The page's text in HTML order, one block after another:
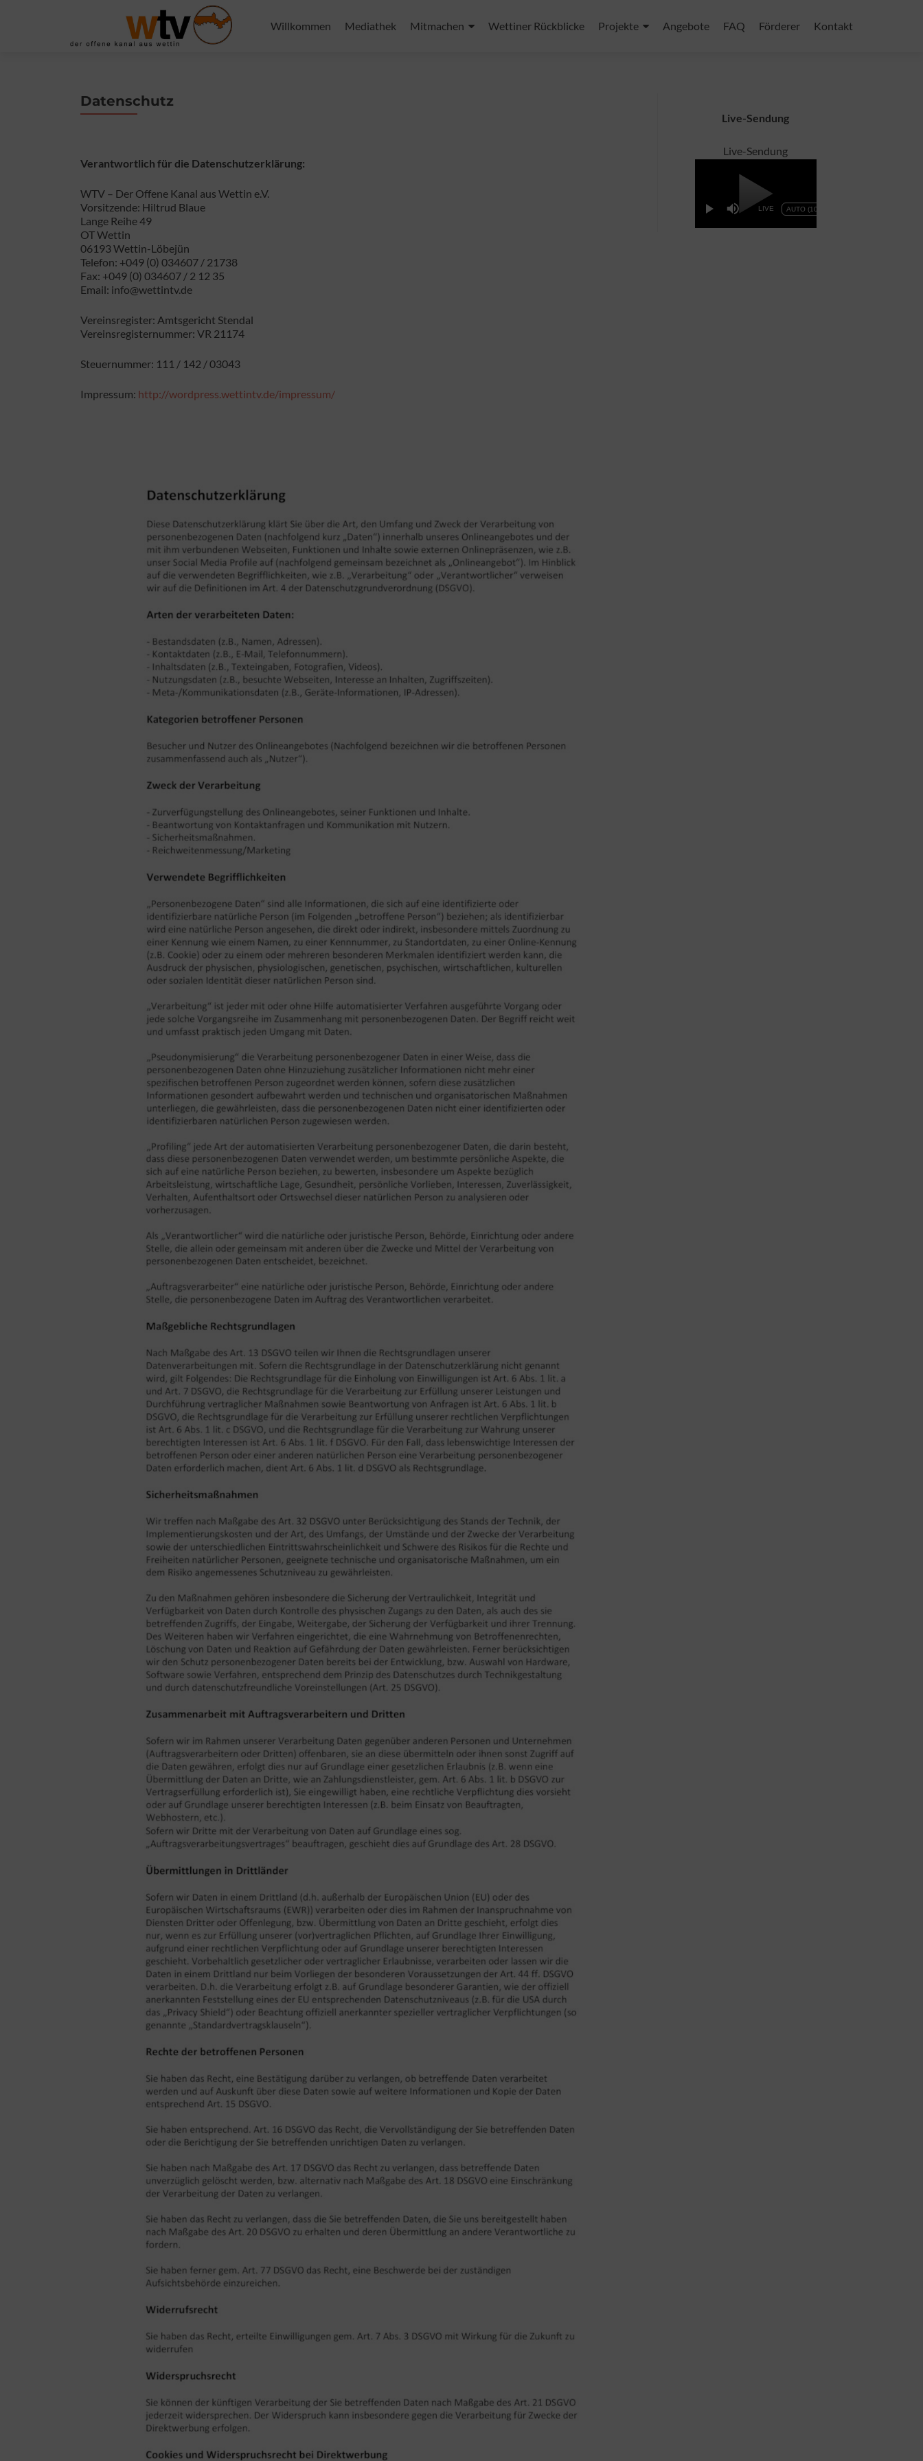
Inhalt
Willkommen Mediathek Mitmachen Wettiner Rückblicke Projekte Angebote FAQ Förderer Kontakt
Datenschutz
Verantwortlich für die Datenschutzerklärung:
WTV – Der Offene Kanal aus Wettin e.V.
Vorsitzende: Hiltrud Blaue
Lange Reihe 49
OT Wettin
06193 Wettin-Löbejün
Telefon: +049 (0) 034607 / 21738
Fax: +049 (0) 034607 / 2 12 35
Email: info@wettintv.de
Vereinsregister: Amtsgericht Stendal
Vereinsregisternummer: VR 21174
Steuernummer: 111 / 142 / 03043
Impressum: http://wordpress.wettintv.de/impressum/
Live-Sendung
Live-Sendung